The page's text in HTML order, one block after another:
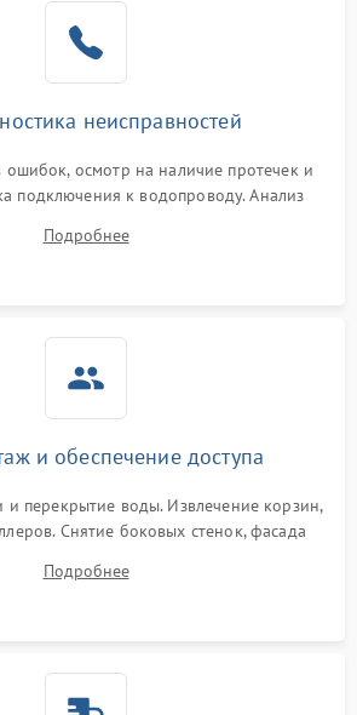
неисправностей
осмотр на наличие протечек и
подключения к водопроводу. Анализ
слива, нагрева, вращения
или срабатывание системы защиты
Подробнее
и обеспечение доступа
и перекрытие воды. Извлечение корзин,
Снятие боковых стенок, фасада
насосу, ТЭНу и сливной помпе.
Подробнее